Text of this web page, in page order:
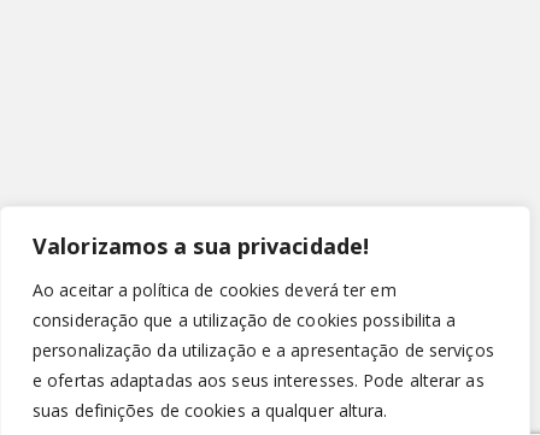
Valorizamos a sua privacidade!
Ao aceitar a política de cookies deverá ter em
consideração que a utilização de cookies possibilita a
personalização da utilização e a apresentação de serviços
e ofertas adaptadas aos seus interesses. Pode alterar as
suas definições de cookies a qualquer altura.